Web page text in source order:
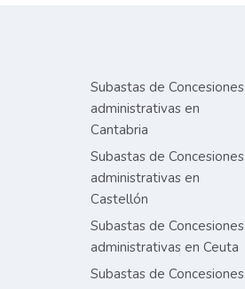
Subastas de Concesiones
administrativas en
Cantabria
Subastas de Concesiones
administrativas en
Castellón
Subastas de Concesiones
administrativas en Ceuta
Subastas de Concesiones